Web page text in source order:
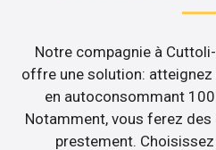
Notre compagnie à
offre une solution: atteignez
en autoconsommant
Notamment, vous ferez
prestement.